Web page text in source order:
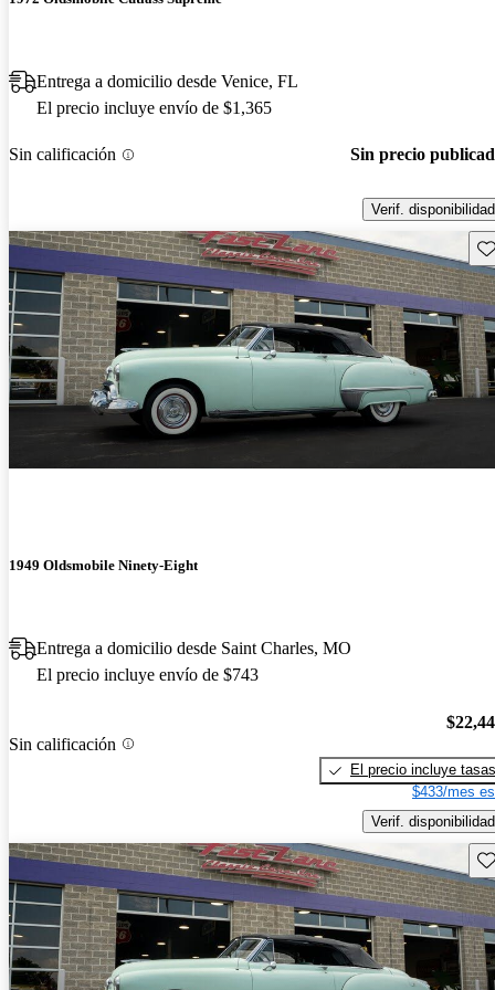
Entrega a domicilio desde Venice, FL
El precio incluye envío de $1,365
Sin calificación Sin precio
Verif. disponibilidad
1949 Oldsmobile Ninety-Eight
Entrega a domicilio desde Saint Charles, MO
El precio incluye envío de $743
Sin calificación
El precio incluye tasas
$433/mes
Verif. disponibilidad